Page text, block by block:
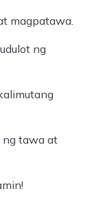
magpatawa.
ng
ng tawa at